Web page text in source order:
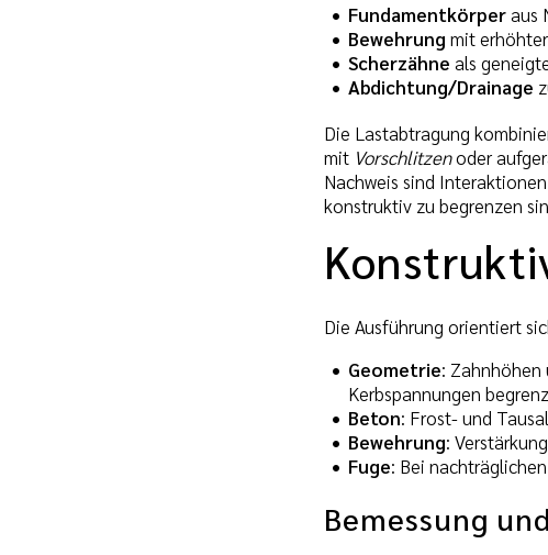
Fundamentkörperaus
Bewehrung mit
Scherzähne als
Abdichtung/Drainage
Die Lastabtragung
mit Vorschlitzenoder
Nachweis sind
konstruktiv zu begrenzen
Die Ausführung orientiert
Geometrie: Zahnhöhen
Kerbspannungen
Beton: Frost- und
Bewehrung:
Fuge: Bei
Bemessung